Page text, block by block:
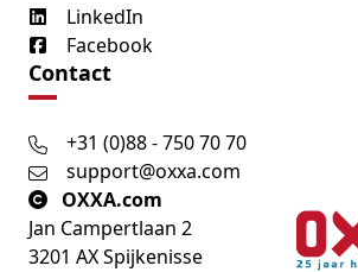
LinkedIn
Facebook
Contact
+31 (0)88 - 750 70 70
support@oxxa.com
OXXA.com
Jan Campertlaan 2
3201 AX Spijkenisse